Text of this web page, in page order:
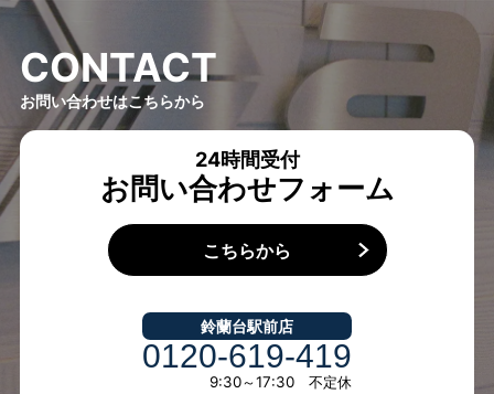
CONTACT
お問い合わせはこちらから
24時間受付
お問い合わせフォーム
こちらから
鈴蘭台駅前店
0120-619-419
9:30～17:30 不定休